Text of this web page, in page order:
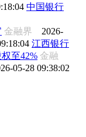
中国银行
金融界 2026-
江西银行
至42% 金融
05-28 09:38:02